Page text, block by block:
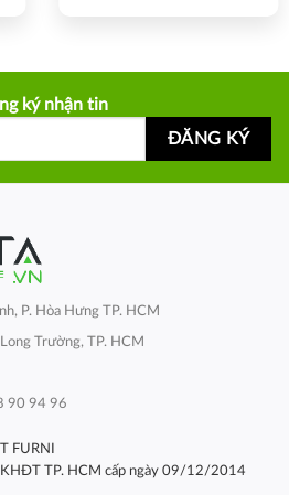
ký nhận tin
P. Hòa Hưng TP. HCM
Trường, TP. HCM
90 94 96
FURNI
TP. HCM cấp ngày 09/12/2014